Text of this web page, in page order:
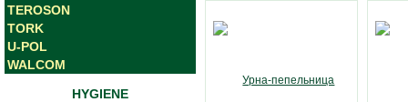
TEROSON
TORK
U-POL
WALCOM
HYGIENE